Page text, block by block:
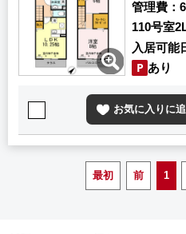
管理費
110号室
入居可能
あり
お気に入りに
最初 前 1